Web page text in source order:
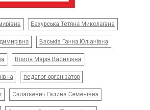
Бахурська Тетяна Миколаївна
Васьків Ганна Юліанівна
Войтів Марія Василівна
педагог організатор
Салаткевич Галина Семенівна